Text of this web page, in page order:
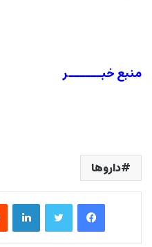
منبع خبــــــر
داروها
فیس بوک توییتر